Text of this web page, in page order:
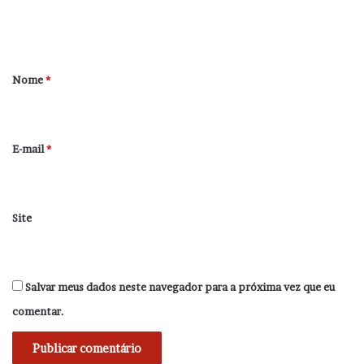
r
*
Nome*
E-mail*
Site
Salvar meus dados neste navegador para a próxima vez que eu
comentar.